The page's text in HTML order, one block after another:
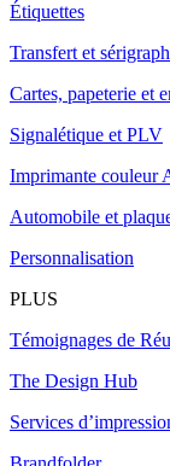
Étiquettes
Transfert et
Cartes, papeterie et
Signalétique et PLV
Imprimante couleur
Automobile et
Personnalisation
PLUS
Témoignages de
The Design Hub
Services